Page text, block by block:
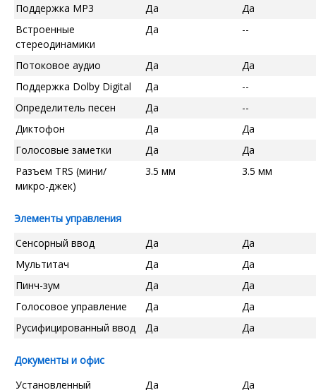
Поддержка MP3
Да
Да
Встроенные
стереодинамики
Да --
Потоковое аудио Да
Да
Поддержка Dolby Digital
Да
--
Определитель песен
Да
--
Диктофон
Да
Да
Голосовые заметки
Да
Да
Разъем TRS (мини/
микро-джек)
3.5 мм 3.5 мм
Элементы управления
Сенсорный ввод
Да
Да
Мультитач
Да
Да
Пинч-зум
Да
Да
Голосовое управление
Да
Да
Русифицированный ввод
Да Да
Документы и офис
Установленный
Да Да